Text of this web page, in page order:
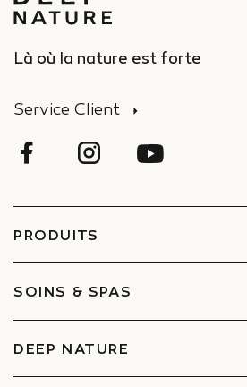
Là où la nature est forte
Service Client
PRODUITS
Visage
Corps
Coffrets
SOINS & SPAS
Réserver un soin
Trouver un Spa
DEEP NATURE
Engagements